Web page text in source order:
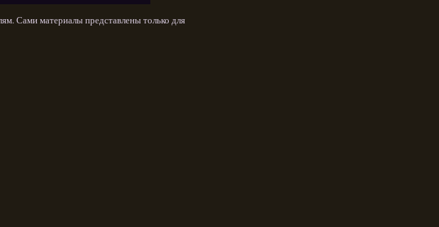
Сами материалы представлены только для